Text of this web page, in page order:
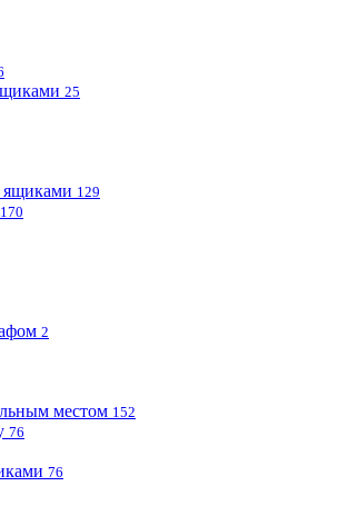
25
129
170
2
местом 152
76
76